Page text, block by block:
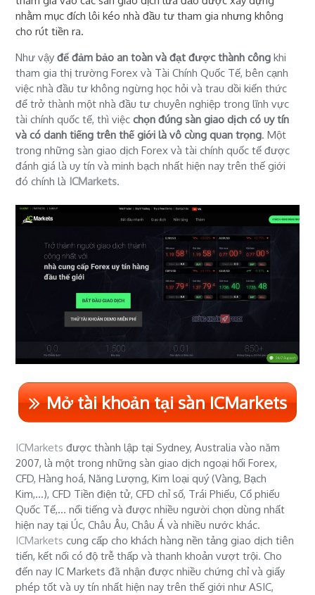
nhằm mục đích lôi kéo nhà đầu tư tham gia nhưng không
cho rút tiền ra.
Như vậyđể đảm bảo an toàn và đạt được thành công khi
tham gia thị trường Forex và Tài Chính Quốc Tế, bên cạnh
việc nhà đầu tư không ngừng học hỏi và trau dồi kiến thức
để trở thành một nhà đầu tư chuyên nghiệp trong lĩnh vực
tài chính quốc tế, thì việcchọn đúng sàn giao dịch có uy tín
và có danh tiếng trên thế giới là vô cùng quan trọng. Một
trong những sàn giao dịch Forex và tài chính quốc tế được
đánh giá là uy tín và minh bạch nhất hiện nay trên thế giới
đó chính là ICMarkets.
Mở tài khoản tại sàn ICMarkets
ICMarkets được thành lập tại Sydney, Australia vào năm
2007, là một trong những sàn giao dịch ngoại hối Forex,
CFD, Hàng hoá, Năng Lượng, Kim loại quý (Vàng, Bạch
Kim,...), CFD Tiền điện tử, CFD chỉ số, Trái Phiếu, Cổ phiếu
Quốc Tế,... nổi tiếng và được nhiều người chọn dùng nhất
hiện nay tại Úc, Châu Âu, Châu Á và nhiều nước khác.
ICMarkets cung cấp cho khách hàng nền tảng giao dịch tiên
tiến, kết nối có độ trễ thấp và thanh khoản vượt trội. Cho
đến nay IC Markets đã nhận được nhiều chứng chỉ và giấy
phép tốt và uy tín nhất hiện nay trên thế giới như ASIC,